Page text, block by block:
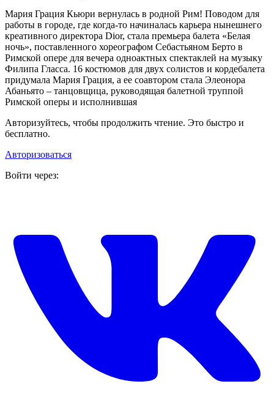
Мария Грация Кьюри вернулась в родной Рим! Поводом для
работы в городе, где когда-то начиналась карьера нынешнего
креативного директора Dior, стала премьера балета «Белая
ночь», поставленного хореографом Себастьяном Берто в
Римской опере для вечера одноактных спектаклей на музыку
Филипа Гласса. 16 костюмов для двух солистов и кордебалета
придумала Мария Грация, а ее соавтором стала Элеонора
Абаньято – танцовщица, руководящая балетной труппой
Римской оперы и исполнившая
Авторизуйтесь, чтобы продолжить чтение. Это быстро и
бесплатно.
Авторизоваться
Войти через: